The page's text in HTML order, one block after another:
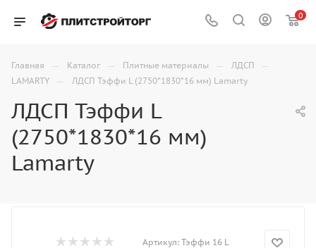
0
Главная — Каталог — Плитные материалы — ЛДСП —
LAMARTY — ЛДСП Тэффи L (2750*1830*16 мм) Lamarty
ЛДСП Тэффи L
(2750*1830*16 мм)
Lamarty
Артикул: Тэффи 16 L